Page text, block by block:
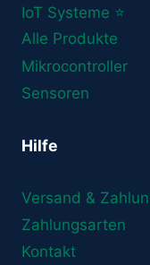
IoT Systeme ⭐
Alle Produkte
Mikrocontroller
Sensoren
Hilfe
Versand &
Zahlungsarten
Kontakt